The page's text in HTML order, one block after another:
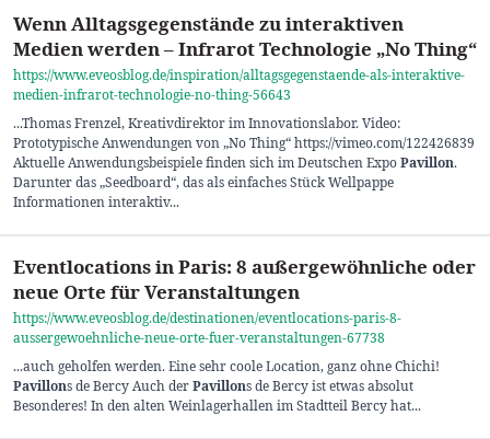
Wenn Alltagsgegenstände zu interaktiven
Medien werden – Infrarot Technologie „No Thing“
https://www.eveosblog.de/inspiration/alltagsgegenstaende-als-interaktive-
medien-infrarot-technologie-no-thing-56643
...Thomas Frenzel, Kreativdirektor im Innovationslabor. Video:
Prototypische Anwendungen von „No Thing“ https://vimeo.com/122426839
Aktuelle Anwendungsbeispiele finden sich im Deutschen ExpoPavillon.
Darunter das „Seedboard“, das als einfaches Stück Wellpappe
Informationen interaktiv...
Eventlocations in Paris: 8 außergewöhnliche oder
neue Orte für Veranstaltungen
https://www.eveosblog.de/destinationen/eventlocations-paris-8-
aussergewoehnliche-neue-orte-fuer-veranstaltungen-67738
...auch geholfen werden. Eine sehr coole Location, ganz ohne Chichi!
Pavillons de Bercy Auch derPavillons de Bercy ist etwas absolut
Besonderes! In den alten Weinlagerhallen im Stadtteil Bercy hat...